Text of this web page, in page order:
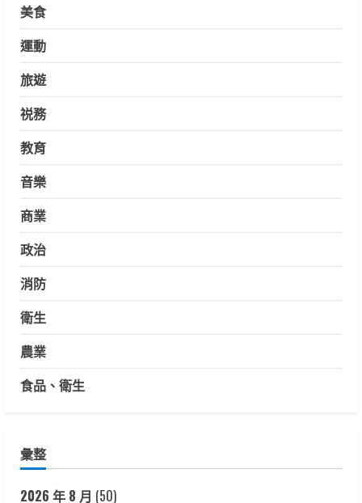
美食
運動
旅遊
祱務
教育
音樂
商業
政治
消防
衛生
農業
食品、衛生
彙整
2026 年 8 月 (50)